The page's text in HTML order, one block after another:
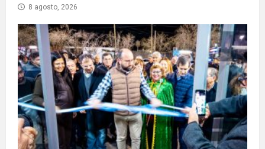
8 agosto, 2026